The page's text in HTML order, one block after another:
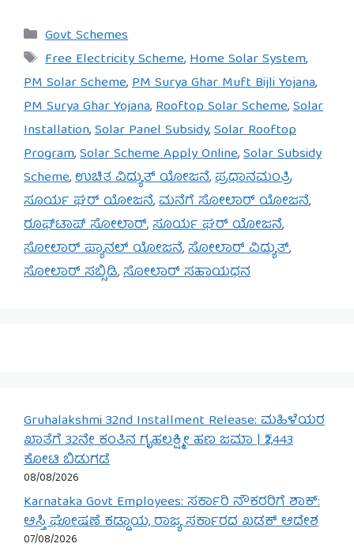
Categories
Govt Schemes
Tags
Free Electricity Scheme,Home Solar System,
PM Solar Scheme,PM Surya Ghar Muft Bijli Yojana,
PM Surya Ghar Yojana,Rooftop Solar Scheme,Solar
Installation,Solar Panel Subsidy,Solar Rooftop
Program,Solar Scheme Apply Online,Solar Subsidy
Scheme,ಉಚಿತ ವಿದ್ಯುತ್ ಯೋಜನೆ,ಪ್ರಧಾನಮಂತ್ರಿ
ಸೂರ್ಯ ಘರ್ ಯೋಜನೆ,ಮನೆಗೆ ಸೋಲಾರ್ ಯೋಜನೆ,
ರೂಫ್‌ಟಾಪ್ ಸೋಲಾರ್,ಸೂರ್ಯ ಘರ್ ಯೋಜನೆ,
ಸೋಲಾರ್ ಪ್ಯಾನಲ್ ಯೋಜನೆ,ಸೋಲಾರ್ ವಿದ್ಯುತ್,
ಸೋಲಾರ್ ಸಬ್ಸಿಡಿ,ಸೋಲಾರ್ ಸಹಾಯಧನ
Gruhalakshmi 32nd Installment Release: ಮಹಿಳೆಯರ
ಖಾತೆಗೆ 32ನೇ ಕಂತಿನ ಗೃಹಲಕ್ಷ್ಮೀ ಹಣ ಜಮಾ | ₹2,443
ಕೋಟಿ ಬಿಡುಗಡೆ
08/08/2026
Karnataka Govt Employees: ಸರ್ಕಾರಿ ನೌಕರರಿಗೆ ಶಾಕ್:
ಆಸ್ತಿ ಘೋಷಣೆ ಕಡ್ಡಾಯ, ರಾಜ್ಯ ಸರ್ಕಾರದ ಖಡಕ್ ಆದೇಶ
07/08/2026